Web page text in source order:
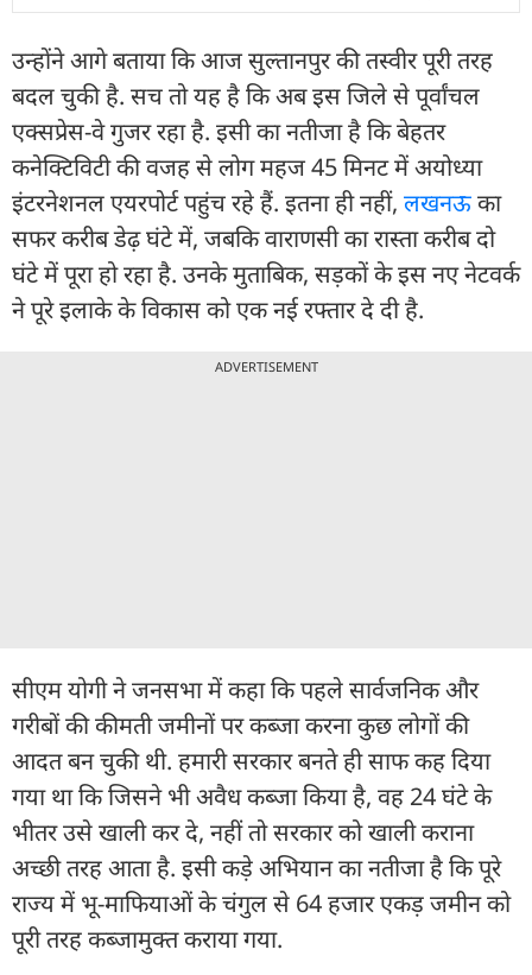
उन्होंने आगे बताया कि आज सुल्तानपुर की तस्वीर पूरी तरह
बदल चुकी है. सच तो यह है कि अब इस जिले से पूर्वांचल
एक्सप्रेस-वे गुजर रहा है. इसी का नतीजा है कि बेहतर
कनेक्टिविटी की वजह से लोग महज 45 मिनट में अयोध्या
इंटरनेशनल एयरपोर्ट पहुंच रहे हैं. इतना ही नहीं, लखनऊका
सफर करीब डेढ़ घंटे में, जबकि वाराणसी का रास्ता करीब दो
घंटे में पूरा हो रहा है. उनके मुताबिक, सड़कों के इस नए नेटवर्क
ने पूरे इलाके के विकास को एक नई रफ्तार दे दी है.
ADVERTISEMENT
सीएम योगी ने जनसभा में कहा कि पहले सार्वजनिक और
गरीबों की कीमती जमीनों पर कब्जा करना कुछ लोगों की
आदत बन चुकी थी. हमारी सरकार बनते ही साफ कह दिया
गया था कि जिसने भी अवैध कब्जा किया है, वह 24 घंटे के
भीतर उसे खाली कर दे, नहीं तो सरकार को खाली कराना
अच्छी तरह आता है. इसी कड़े अभियान का नतीजा है कि पूरे
राज्य में भू-माफियाओं के चंगुल से 64 हजार एकड़ जमीन को
पूरी तरह कब्जामुक्त कराया गया.